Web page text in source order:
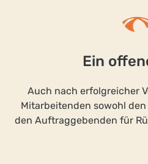
Ein
Auch nach erfolgreicher
Mitarbeitenden sowohl
den Auftraggebenden für